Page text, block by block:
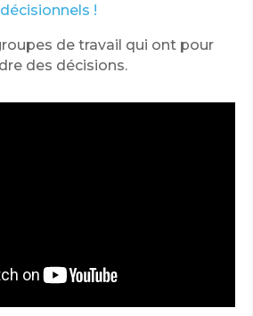
!
de travail qui ont pour
des décisions.